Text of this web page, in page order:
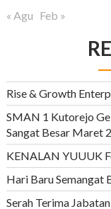
« Agu Feb »
Rise & Growth
SMAN 1 Kutorejo
Sangat Besar Maret
KENALAN YUUUK
Hari Baru Semangat
Serah Terima